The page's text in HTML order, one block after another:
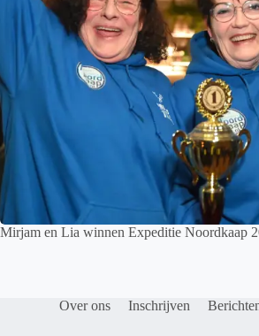
Mirjam en Lia winnen Expeditie Noordkaap
Over ons Inschrijven